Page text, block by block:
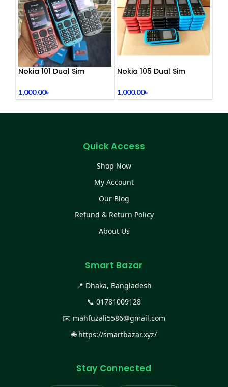
Nokia 101 Dual Sim
1,000.00৳
Nokia 105 Dual Sim
1,000.00৳
Quick Access
Shop Now
My Account
Our Blog
Refund & Return Policy
About Us
Smart Bazar
📍 Dhaka, Bangladesh
📞 01781009128
✉️ mahfuzali5586@gmail.com
🌐 https://smartbazar.xyz/
Stay Connected